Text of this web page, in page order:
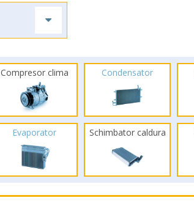
Compresor clima Condensator
Evaporator Schimbator caldura